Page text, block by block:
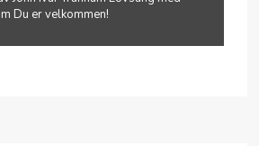
Du er velkommen!